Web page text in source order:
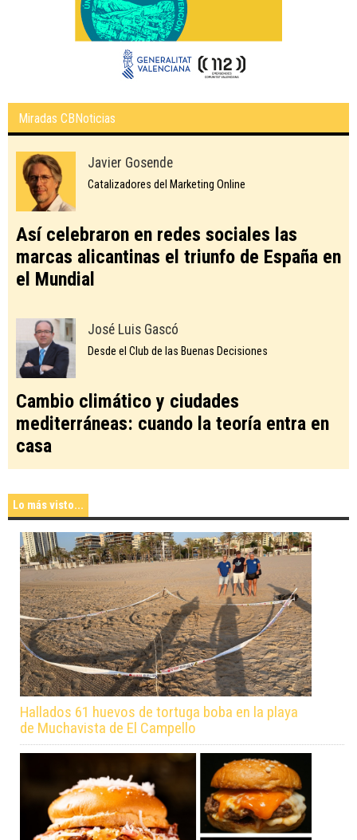
Miradas CBNoticias
Javier Gosende
Catalizadores del Marketing Online
Así celebraron en redes sociales las
marcas alicantinas el triunfo de España en
el Mundial
José Luis Gascó
Desde el Club de las Buenas Decisiones
Cambio climático y ciudades
mediterráneas: cuando la teoría entra en
casa
Lo más visto...
Hallados 61 huevos de tortuga boba en la playa
de Muchavista de El Campello